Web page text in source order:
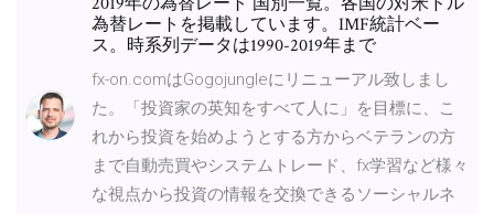
為替レートを掲載しています。IMF統計ベー
ス。時系列データは1990-2019年まで
fx-on.comはGogojungleにリニューアル致しまし
た。「投資家の英知をすべて人に」を目標に、こ
れから投資を始めようとする方からベテランの方
まで自動売買やシステムトレード、fx学習など様々
な視点から投資の情報を交換できるソーシャルネ